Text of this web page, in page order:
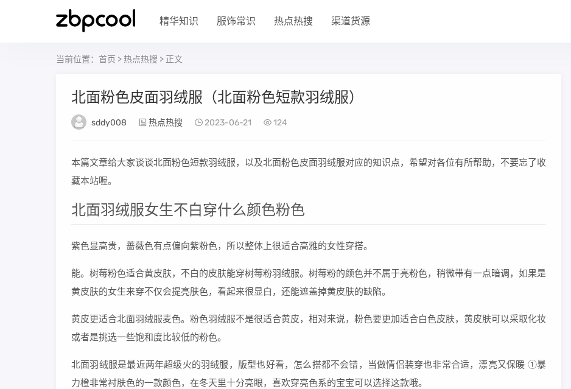
精华知识 服饰常识 热点热搜 渠道货源
当前位置： 首页 >热点热搜 > 正文
北面粉色皮面羽绒服（北面粉色短款羽绒服）
sddy008 热点热搜 2023-06-21 124
本篇文章给大家谈谈北面粉色短款羽绒服，以及北面粉色皮面羽绒服对应的知识点，希望对各位有所帮助，不要忘了收
藏本站喔。
北面羽绒服女生不白穿什么颜色粉色
紫色显高贵，蔷薇色有点偏向紫粉色，所以整体上很适合高雅的女性穿搭。
能。树莓粉色适合黄皮肤，不白的皮肤能穿树莓粉羽绒服。树莓粉的颜色并不属于亮粉色，稍微带有一点暗调，如果是
黄皮肤的女生来穿不仅会提亮肤色，看起来很显白，还能遮盖掉黄皮肤的缺陷。
黄皮更适合北面羽绒服麦色。粉色羽绒服不是很适合黄皮，相对来说，粉色要更加适合白色皮肤，黄皮肤可以采取化妆
或者是挑选一些饱和度比较低的粉色。
北面羽绒服是最近两年超级火的羽绒服，版型也好看，怎么搭都不会错，当做情侣装穿也非常合适，漂亮又保暖 ①暴
力橙非常衬肤色的一款颜色，在冬天里十分亮眼，喜欢穿亮色系的宝宝可以选择这款哦。